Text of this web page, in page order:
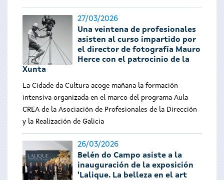
27/03/2026
Una veintena de profesionales
asisten al curso impartido por
el director de fotografía Mauro
Herce con el patrocinio de la
Xunta
La Cidade da Cultura acoge mañana la formación
intensiva organizada en el marco del programa Aula
CREA de la Asociación de Profesionales de la Dirección
y la Realización de Galicia
26/03/2026
Belén do Campo asiste a la
inauguración de la exposición
'Lalique. La belleza en el art